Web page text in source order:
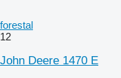
forestal
12
John Deere 1470 E